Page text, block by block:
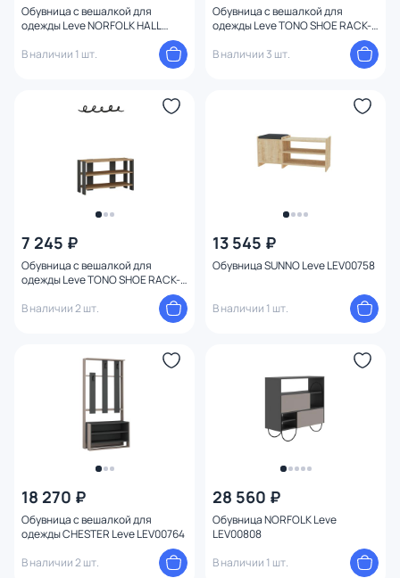
Обувница с вешалкой для
одежды Leve NORFOLK HALL
В наличии 1 шт.
Обувница с вешалкой для
одежды Leve TONO SHOE RACK-
В наличии 3 шт.
7 245 ₽
Обувница с вешалкой для
одежды Leve TONO SHOE RACK-
В наличии 2 шт.
13 545 ₽
Обувница SUNNO Leve LEV00758
В наличии 1 шт.
18 270 ₽
Обувница с вешалкой для
одежды CHESTER Leve LEV00764
В наличии 2 шт.
28 560 ₽
Обувница NORFOLK Leve
LEV00808
В наличии 1 шт.